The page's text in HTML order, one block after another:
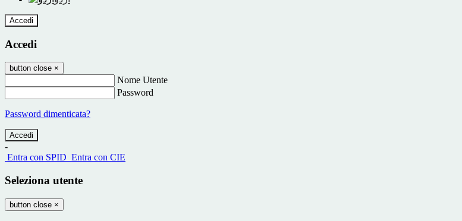
Accedi
Accedi
button close ×
Nome Utente
Password
Password dimenticata?
-
Entra con SPID Entra con CIE
Seleziona utente
button close ×